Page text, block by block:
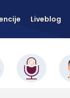
Liveblog